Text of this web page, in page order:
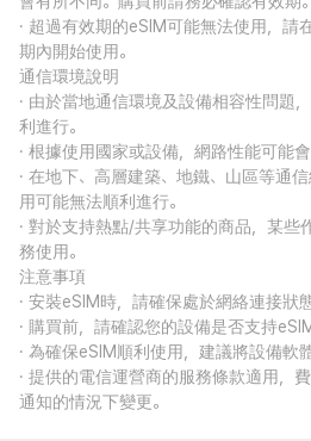
· 超過有效期的eSIM可能無法使用，請
期內開始使用。
通信環境說明
· 由於當地通信環境及設備相容性問題
利進行。
· 根據使用國家或設備，網路性能可能會
· 在地下、高層建築、地鐵、山區等通
用可能無法順利進行。
· 對於支持熱點/共享功能的商品，某些
務使用。
注意事項
· 安裝eSIM時，請確保處於網絡連接狀態
· 購買前，請確認您的設備是否支持eSIM
· 為確保eSIM順利使用，建議將設備軟
· 提供的電信運營商的服務條款適用，
通知的情況下變更。